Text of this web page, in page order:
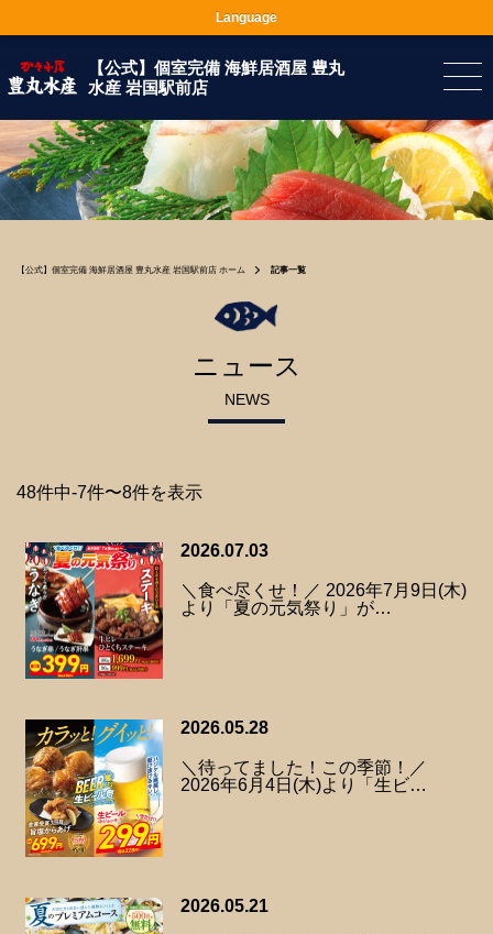
【公式】個室完備 海鮮居酒屋 豊丸
水産 岩国駅前店
【公式】個室完備 海鮮居酒屋 豊丸水産 岩国駅前店 ホーム 記事一覧
ニュース
NEWS
48件中-7件〜8件を表示
2026.07.03
＼食べ尽くせ！／ 2026年7月9日(木)
より「夏の元気祭り」が…
2026.05.28
＼待ってました！この季節！／
2026年6月4日(木)より「生ビ…
2026.05.21
Language